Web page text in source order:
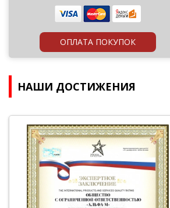
ОПЛАТА ПОКУПОК
НАШИ ДОСТИЖЕНИЯ